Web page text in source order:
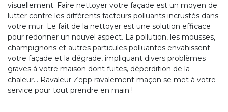
visuellement. Faire nettoyer votre façade est un moyen de
lutter contre les différents facteurs polluants incrustés dans
votre mur. Le fait de la nettoyer est une solution efficace
pour redonner un nouvel aspect. La pollution, les mousses,
champignons et autres particules polluantes envahissent
votre façade et la dégrade, impliquant divers problèmes
graves à votre maison dont fuites, déperdition de la
chaleur... Ravaleur Zepp ravalement maçon se met à votre
service pour tout prendre en main !